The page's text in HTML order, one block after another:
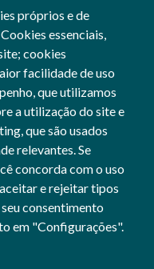
próprios e de
essenciais,
cookies
facilidade de uso
que utilizamos
a utilização do site e
que são usados
relevantes. Se
concorda com o uso
e rejeitar tipos
consentimento
em "Configurações".